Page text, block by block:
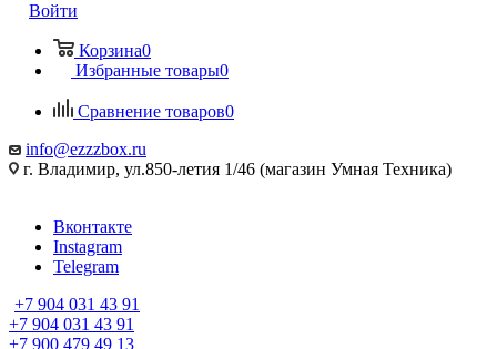
Войти
Корзина0
Избранные товары0
Сравнение товаров0
info@ezzzbox.ru
г. Владимир, ул.850-летия 1/46 (магазин Умная Техника)
Вконтакте
Instagram
Telegram
+7 904 031 43 91
+7 904 031 43 91
+7 900 479 49 13